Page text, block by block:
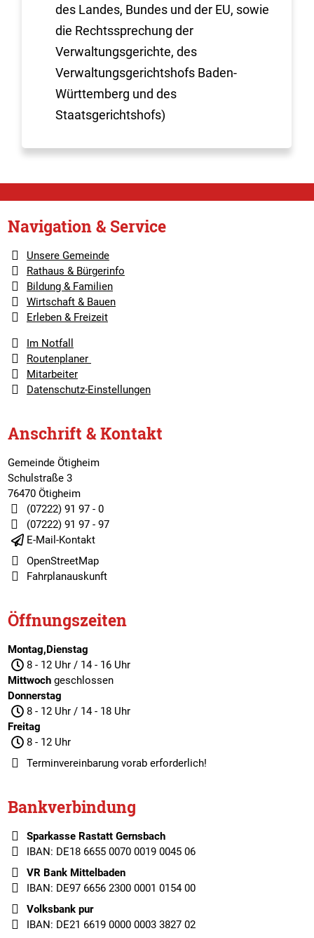
des Landes, Bundes und der EU, sowie
die Rechtssprechung der
Verwaltungsgerichte, des
Verwaltungsgerichtshofs Baden-
Württemberg und des
Staatsgerichtshofs)
Navigation & Service
Unsere Gemeinde
Rathaus & Bürgerinfo
Bildung & Familien
Wirtschaft & Bauen
Erleben & Freizeit
Im Notfall
Routenplaner
Mitarbeiter
Datenschutz-Einstellungen
Anschrift & Kontakt
Gemeinde Ötigheim
Schulstraße 3
76470 Ötigheim
(07222) 91 97 - 0
(07222) 91 97 - 97
E-Mail-Kontakt
OpenStreetMap
Fahrplanauskunft
Öffnungszeiten
Montag,Dienstag
8 - 12 Uhr / 14 - 16 Uhr
Mittwochgeschlossen
Donnerstag
8 - 12 Uhr / 14 - 18 Uhr
Freitag
8 - 12 Uhr
Terminvereinbarungvorab erforderlich!
Bankverbindung
Sparkasse Rastatt Gernsbach
IBAN: DE18 6655 0070 0019 0045 06
VR Bank Mittelbaden
IBAN: DE97 6656 2300 0001 0154 00
Volksbank pur
IBAN: DE21 6619 0000 0003 3827 02